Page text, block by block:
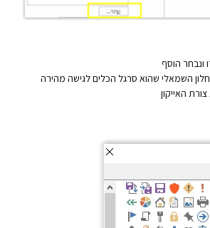
ונבחר הוסף
השמאלי שהוא סרגל הכלים לגישה מהירה
האייקון